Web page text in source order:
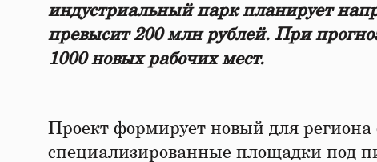
индустриальный парк планирует
превысит 200 млн рублей. При
1000 новых рабочих мест.
Проект формирует новый для
специализированные площадки под